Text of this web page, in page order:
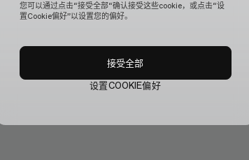
您可以通过点击“接受全部“确认接受这些cookie，或点击“设
置Cookie偏好”以设置您的偏好。
设置COOKIE偏好
接受全部